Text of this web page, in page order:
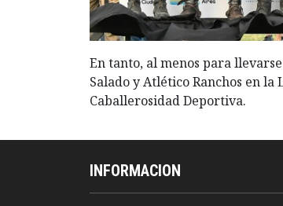
En tanto, al menos para
Salado y Atlético Ranchos en
Caballerosidad Deportiva.
INFORMACION